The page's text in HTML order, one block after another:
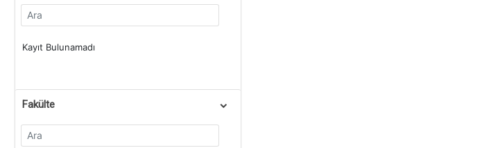
Kayıt Bulunamadı
Fakülte